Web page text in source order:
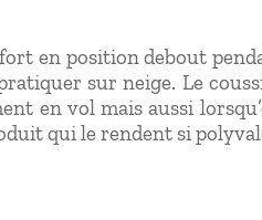
en position debout
sur neige. Le
en vol mais aussi
qui le rendent si